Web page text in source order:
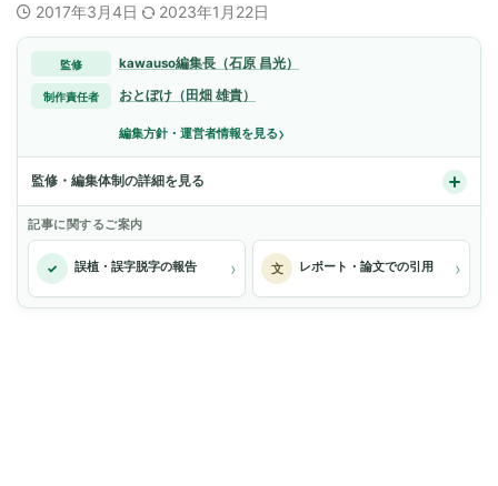
2017年3月4日 2023年1月22日
監修 kawauso編集長（石原 昌光）
制作責任者 おとぼけ（田畑 雄貴）
編集方針・運営者情報を見る›
監修・編集体制の詳細を見る
記事に関するご案内
✓ 誤植・誤字脱字の報告 › 文 レポート・論文での引用 ›